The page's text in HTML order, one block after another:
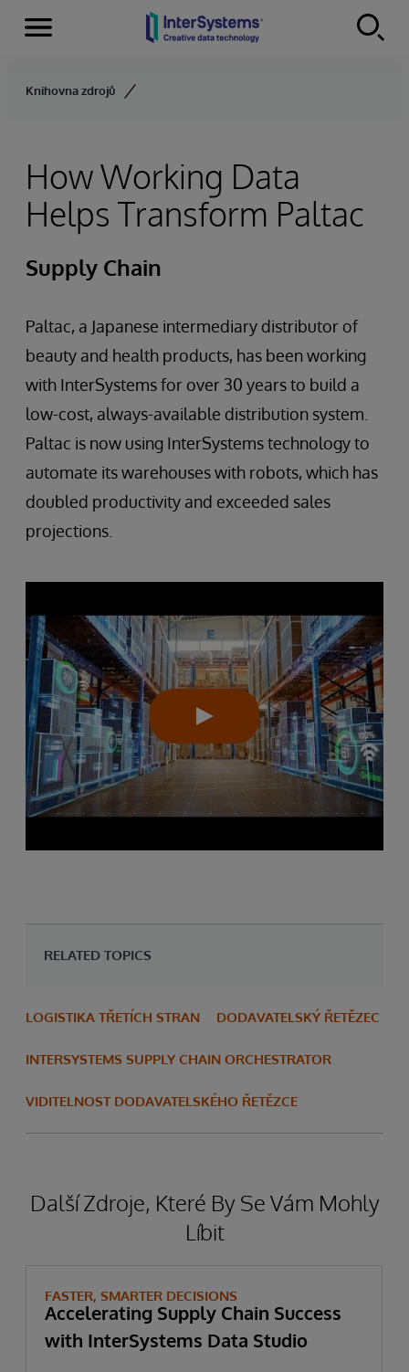
Skip to content
Menu
Knihovna zdrojů
How Working Data
Helps Transform Paltac
Supply Chain
Paltac, a Japanese intermediary distributor of
beauty and health products, has been working
with InterSystems for over 30 years to build a
low-cost, always-available distribution system.
Paltac is now using InterSystems technology to
automate its warehouses with robots, which has
doubled productivity and exceeded sales
projections.
RELATED TOPICS
LOGISTIKA TŘETÍCH STRAN DODAVATELSKÝ ŘETĚZEC
INTERSYSTEMS SUPPLY CHAIN ORCHESTRATOR
VIDITELNOST DODAVATELSKÉHO ŘETĚZCE
Další Zdroje, Které By Se Vám Mohly
Líbit
FASTER, SMARTER DECISIONS
Accelerating Supply Chain Success
with InterSystems Data Studio